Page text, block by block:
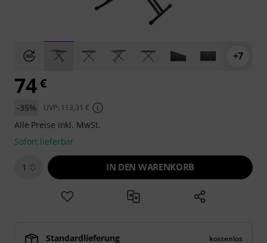
+7
74€
-35% UVP: 113,31 €
Alle Preise inkl. MwSt.
Sofort lieferbar
1 IN DEN WARENKORB
Standardlieferung
kostenlos